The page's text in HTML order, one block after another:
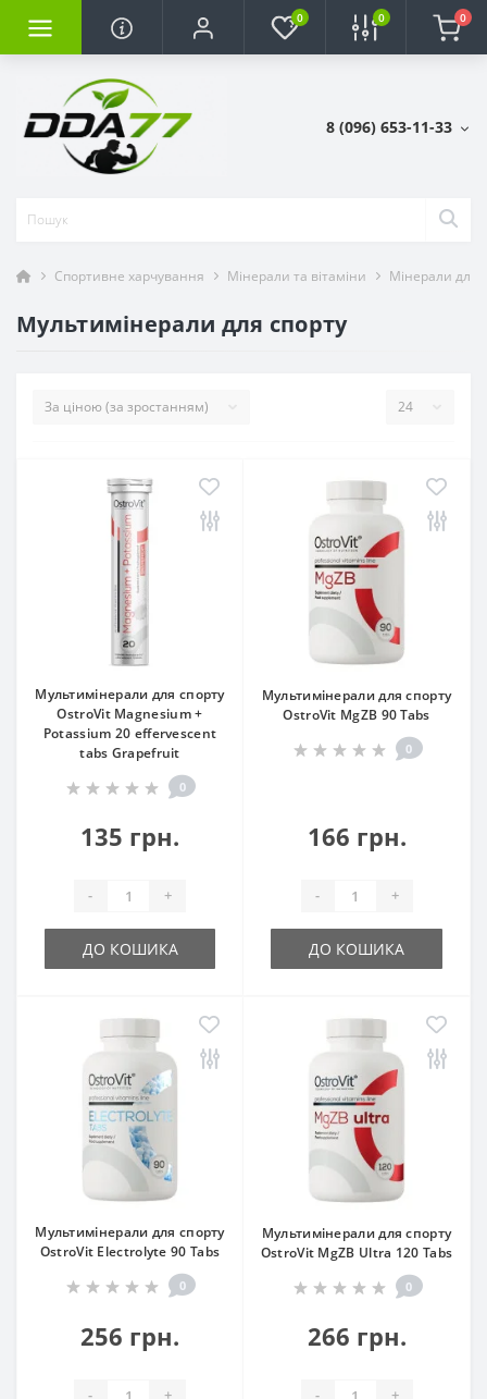
0 0 0
8 (096) 653-11-33
Спортивне харчування Мінерали та вітаміни Мінерали для
Мультимінерали для спорту
Мультимінерали для спорту
OstroVit Magnesium +
Potassium 20 effervescent
tabs Grapefruit
0
135 грн.
- +
ДО КОШИКА
Мультимінерали для спорту
OstroVit MgZB 90 Tabs
0
166 грн.
- +
ДО КОШИКА
Мультимінерали для спорту
OstroVit Electrolyte 90 Tabs
0
256 грн.
- +
Мультимінерали для спорту
OstroVit MgZB Ultra 120 Tabs
0
266 грн.
- +